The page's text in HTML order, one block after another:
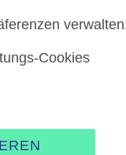
Cookies